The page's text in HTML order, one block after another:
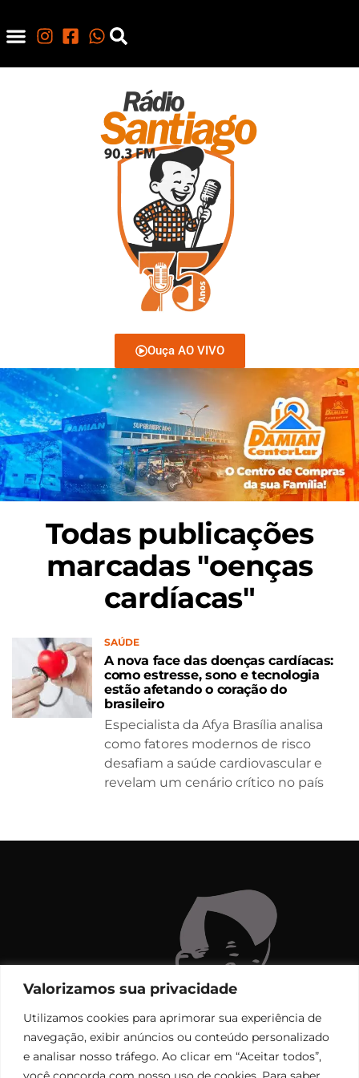
Valorizamos sua privacidade
Utilizamos cookies para aprimorar sua experiência de
navegação, exibir anúncios ou conteúdo personalizado
e analisar nosso tráfego. Ao clicar em “Aceitar todos”,
Ouça AO VIVO
Todas publicações
marcadas "oenças
cardíacas"
SAÚDE
A nova face das doenças cardíacas:
como estresse, sono e tecnologia
estão afetando o coração do
brasileiro
Especialista da Afya Brasília analisa
como fatores modernos de risco
desafiam a saúde cardiovascular e
revelam um cenário crítico no país